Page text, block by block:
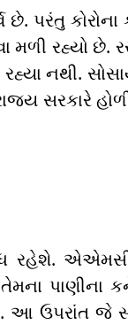
છે. પરંતુ
મળી રહ્યો છે.
રહ્યા નથી.
સરકારે
રહેશે. એએમસી
પાણીના
આ ઉપરાંત જે